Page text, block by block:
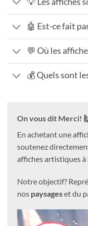
🤖 Est-ce fait
💬 Où les
💰 Quels sont
On vous dit Merci!
En achetant une
soutenez
affiches artistiques à
Notre objectif?
nos paysageset du